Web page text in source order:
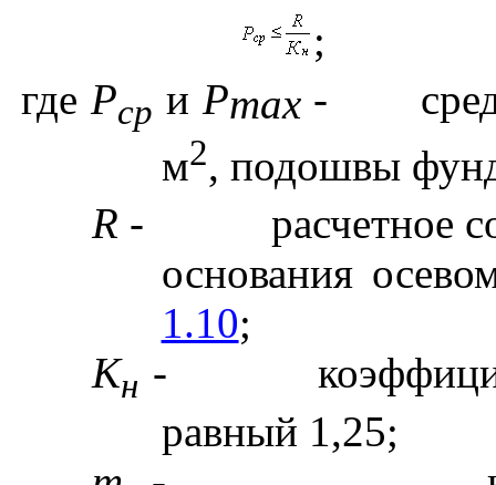
;
где Рср и Рmax -
м2, подошвы
R -
расчетное
основания
1.10;
Кн -
равный 1,25;